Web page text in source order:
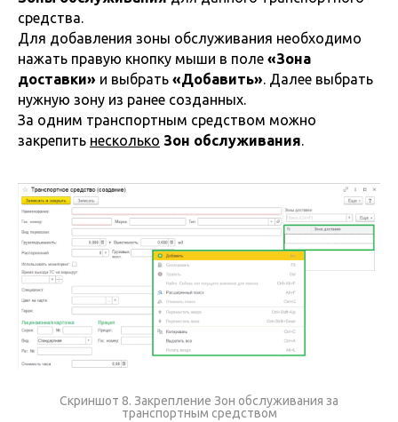
средства.
Для добавления зоны обслуживания необходимо
нажать правую кнопку мыши в поле «Зона
доставки» и выбрать «Добавить» . Далее выбрать
нужную зону из ранее созданных.
За одним транспортным средством можно
закрепить несколько Зон обслуживания
Скриншот 8. Закрепление Зон обслуживания за
транспортным средством